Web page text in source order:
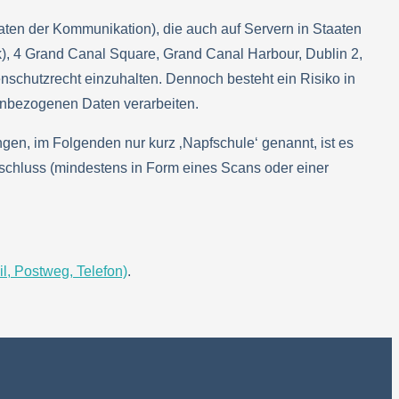
der Kommunikation), die auch auf Servern in Staaten
4 Grand Canal Square, Grand Canal Harbour, Dublin 2,
einzuhalten. Dennoch besteht ein Risiko in
Daten verarbeiten.
im Folgenden nur kurz ‚Napfschule‘ genannt, ist es
(mindestens in Form eines Scans oder einer
Postweg, Telefon).